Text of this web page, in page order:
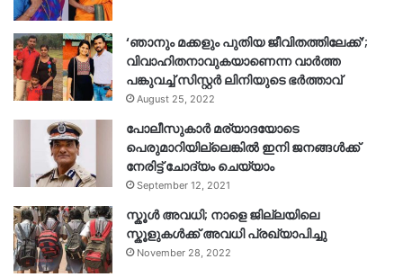
‘ഞാനും മക്കളും പുതിയ ജീവിതത്തിലേക്ക്’;
വിവാഹിതനാവുകയാണെന്ന വാർത്ത
പങ്കുവച്ച് സിസ്റ്റർ ലിനിയുടെ ഭർത്താവ്
August 25, 2022
പോലീസുകാര്‍ മര്യാദയോടെ
പെരുമാറിയില്ലെങ്കില്‍ ഇനി ജനങ്ങള്‍ക്ക്
നേരിട്ട് ചോദ്യം ചെയ്യാം
September 12, 2021
സ്കൂൾ അവധി; നാളെ ജില്ലയിലെ
സ്കൂളുകൾക്ക് അവധി പ്രഖ്യാപിച്ചു
November 28, 2022